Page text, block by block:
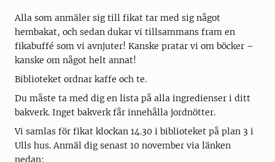
Alla som anmäler sig till fikat tar med sig något
hembakat, och sedan dukar vi tillsammans fram en
fikabuffé som vi avnjuter! Kanske pratar vi om böcker –
kanske om något helt annat!
Biblioteket ordnar kaffe och te.
Du måste ta med dig en lista på alla ingredienser i ditt
bakverk. Inget bakverk får innehålla jordnötter.
Vi samlas för fikat klockan 14.30 i biblioteket på plan 3 i
Ulls hus. Anmäl dig senast 10 november via länken
nedan: